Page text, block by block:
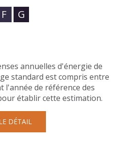
F G
annuelles d'énergie de
standard est compris entre
l'année de référence des
établir cette estimation.
DÉTAIL